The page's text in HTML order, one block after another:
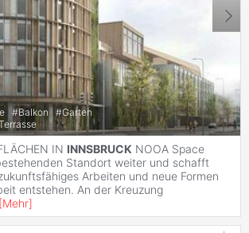
#Balkon #Garten
IN INNSBRUCK NOOA Space
Standort weiter und schafft
Arbeiten und neue Formen
entstehen. An der Kreuzung
[Mehr]